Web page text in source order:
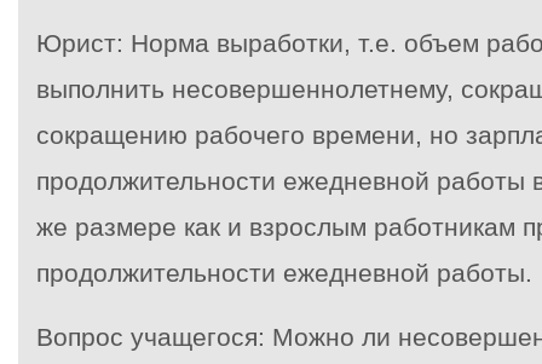
Юрист: Норма выработки, т.е. объем
выполнить несовершеннолетнему,
сокращению рабочего времени, но
продолжительности ежедневной работы
же размере как и взрослым работникам
продолжительности ежедневной работы.
Вопрос учащегося: Можно ли